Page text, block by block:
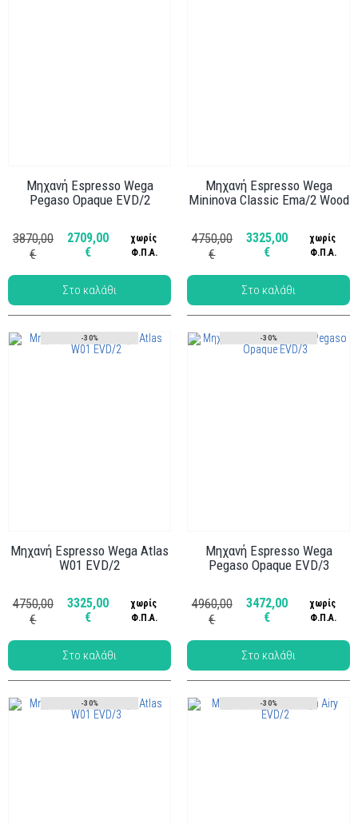
Κωδ.: ΜΗΧ-013
Μηχανή Espresso Wega
Pegaso Opaque EVD/2
3870,00
€
2709,00
€
χωρίς
Φ.Π.Α.
Κωδ.: ΜΗΧ-038
Μηχανή Espresso Wega
Mininova Classic Ema/2 Wood
4750,00
€
3325,00
€
χωρίς
Φ.Π.Α.
-30%
Κωδ.: ΜΗΧ-006
Μηχανή Espresso Wega Atlas
W01 EVD/2
4750,00
€
3325,00
€
χωρίς
Φ.Π.Α.
-30%
Κωδ.: ΜΗΧ-014
Μηχανή Espresso Wega
Pegaso Opaque EVD/3
4960,00
€
3472,00
€
χωρίς
Φ.Π.Α.
-30% -30%